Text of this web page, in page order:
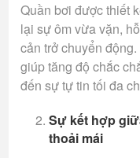
Quần bơi được thiết
lại sự ôm vừa vặn,
cản trở chuyển động.
giúp tăng độ chắc
đến sự tự tin tối đa
Sự kết hợp
thoải mái